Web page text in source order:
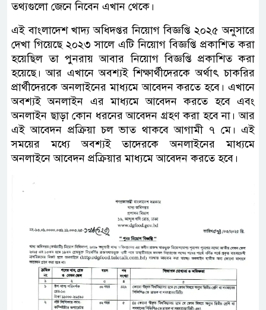
তথ্যগুলো জেনে নিবেন এখান থেকে।
এই বাংলাদেশ খাদ্য অধিদপ্তর নিয়োগ বিজ্ঞপ্তি ২০২৫ অনুসারে
দেখা গিয়েছে ২০২৩ সালে এটি নিয়োগ বিজ্ঞপ্তি প্রকাশিত করা
হয়েছিল তা পুনরায় আবার নিয়োগ বিজ্ঞপ্তি প্রকাশিত করা
হয়েছে। আর এখানে অবশ্যই শিক্ষার্থীদেরকে অর্থাৎ চাকরির
প্রার্থীদেরকে অনলাইনের মাধ্যমে আবেদন করতে হবে। এখানে
অবশ্যই অনলাইন এর মাধ্যমে আবেদন করতে হবে এবং
অনলাইন ছাড়া কোন ধরনের আবেদন গ্রহণ করা হবে না। আর
এই আবেদন প্রক্রিয়া চল ভাত থাকবে আগামী ৭ মে। এই
সময়ের মধ্যে অবশ্যই তাদেরকে অনলাইনের মাধ্যমে
অনলাইনে আবেদন প্রক্রিয়ার মাধ্যমে আবেদন করতে হবে।